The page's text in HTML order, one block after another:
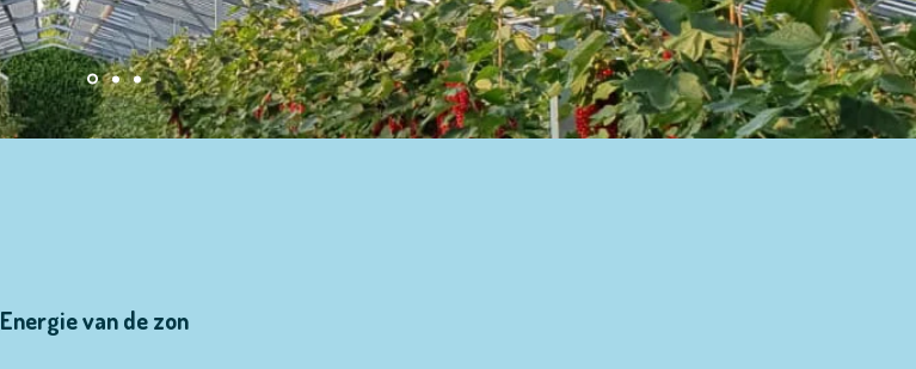
Energie van de zon